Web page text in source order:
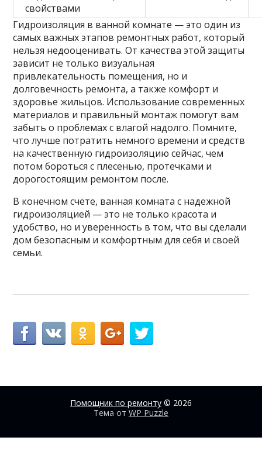
свойствами
Гидроизоляция в ванной комнате — это один из
самых важных этапов ремонтных работ, который
нельзя недооценивать. От качества этой защиты
зависит не только визуальная
привлекательность помещения, но и
долговечность ремонта, а также комфорт и
здоровье жильцов. Использование современных
материалов и правильный монтаж помогут вам
забыть о проблемах с влагой надолго. Помните,
что лучше потратить немного времени и средств
на качественную гидроизоляцию сейчас, чем
потом бороться с плесенью, протечками и
дорогостоящим ремонтом после.
В конечном счёте, ванная комната с надежной
гидроизоляцией — это не только красота и
удобство, но и уверенность в том, что вы сделали
дом безопасным и комфортным для себя и своей
семьи.
Помощник по ремонту © 2026
Тема от WP Puzzle